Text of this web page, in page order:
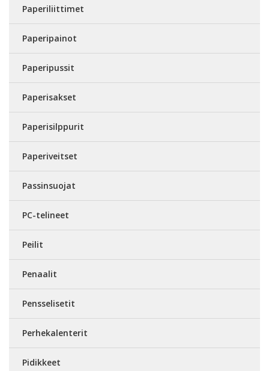
Paperiliittimet
Paperipainot
Paperipussit
Paperisakset
Paperisilppurit
Paperiveitset
Passinsuojat
PC-telineet
Peilit
Penaalit
Pensselisetit
Perhekalenterit
Pidikkeet